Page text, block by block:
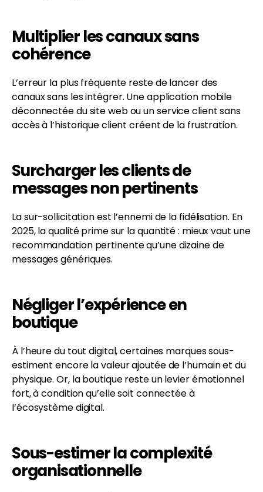
Multiplier les canaux sans
cohérence
L’erreur la plus fréquente reste de lancer des
canaux sans les intégrer. Une application mobile
déconnectée du site web ou un service client sans
accès à l’historique client créent de la frustration.
Surcharger les clients de
messages non pertinents
La sur-sollicitation est l’ennemi de la fidélisation. En
2025, la qualité prime sur la quantité : mieux vaut une
recommandation pertinente qu’une dizaine de
messages génériques.
Négliger l’expérience en
boutique
À l’heure du tout digital, certaines marques sous-
estiment encore la valeur ajoutée de l’humain et du
physique. Or, la boutique reste un levier émotionnel
fort, à condition qu’elle soit connectée à
l’écosystème digital.
Sous-estimer la complexité
organisationnelle